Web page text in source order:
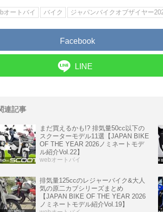
オートバイ バイク ジャパンバイクオブザイヤー
Facebook
LINE
連記事
まだ買えるかも!? 排気量50cc以下の
スクーターモデル11選【JAPAN BIKE
OF THE YEAR 2026ノミネートモデ
ル紹介Vol.22】
webオートバイ
排気量125ccのレジャーバイク&大人
気の原二カブシリーズまとめ
【JAPAN BIKE OF THE YEAR 2026
ノミネートモデル紹介Vol.19】